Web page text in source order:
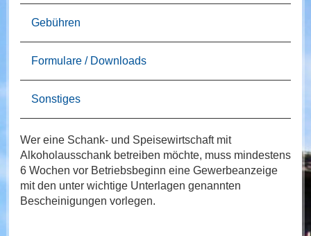
Gebühren
Formulare / Downloads
Sonstiges
Wer eine Schank- und Speisewirtschaft mit
Alkoholausschank betreiben möchte, muss mindestens
6 Wochen vor Betriebsbeginn eine Gewerbeanzeige
mit den unter wichtige Unterlagen genannten
Bescheinigungen vorlegen.